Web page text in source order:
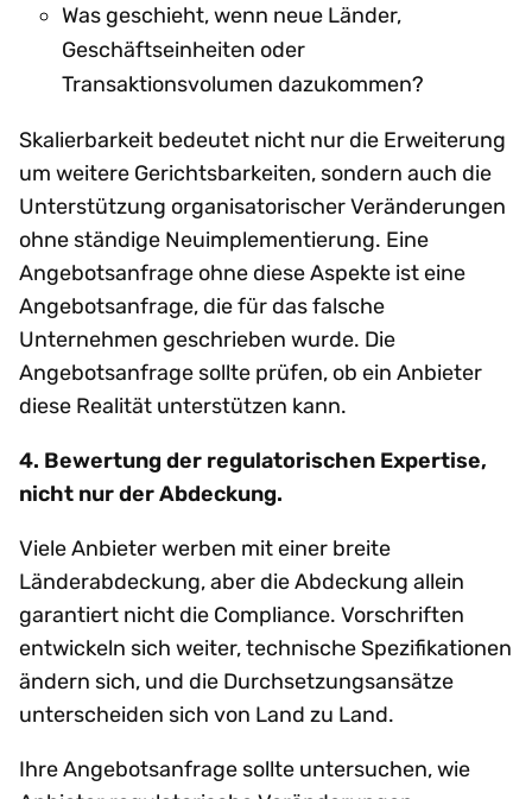
Was geschieht, wenn neue Länder,
Geschäftseinheiten oder
Transaktionsvolumen dazukommen?
Skalierbarkeit bedeutet nicht nur die Erweiterung
um weitere Gerichtsbarkeiten, sondern auch die
Unterstützung organisatorischer Veränderungen
ohne ständige Neuimplementierung. Eine
Angebotsanfrage ohne diese Aspekte ist eine
Angebotsanfrage, die für das falsche
Unternehmen geschrieben wurde. Die
Angebotsanfrage sollte prüfen, ob ein Anbieter
diese Realität unterstützen kann.
4. Bewertung der regulatorischen Expertise,
nicht nur der Abdeckung.
Viele Anbieter werben mit einer breite
Länderabdeckung, aber die Abdeckung allein
garantiert nicht die Compliance. Vorschriften
entwickeln sich weiter, technische Spezifikationen
ändern sich, und die Durchsetzungsansätze
unterscheiden sich von Land zu Land.
Ihre Angebotsanfrage sollte untersuchen, wie